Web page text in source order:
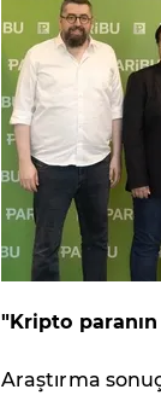
"Kripto
Araştırma